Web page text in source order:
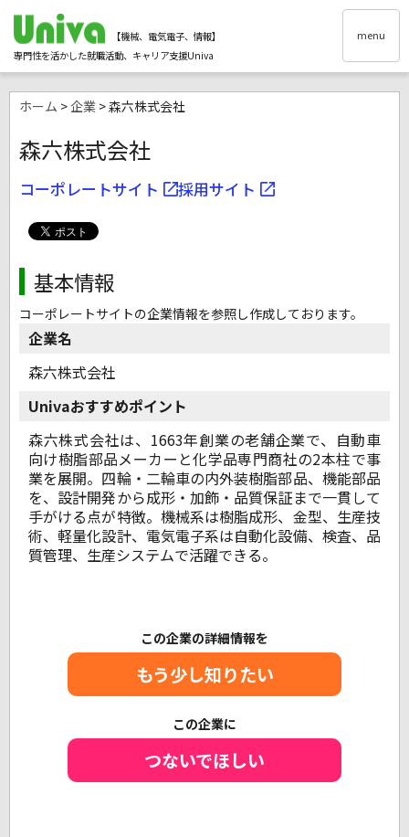
【機械、電気電子、情報】
専門性を活かした就職活動、キャリア支援Univa
menu
ホーム > 企業 > 森六株式会社
森六株式会社
コーポレートサイト 採用サイト
基本情報
コーポレートサイトの企業情報を参照し作成しております。
企業名
森六株式会社
Univaおすすめポイント
森六株式会社は、1663年創業の老舗企業で、自動車
向け樹脂部品メーカーと化学品専門商社の2本柱で事
業を展開。四輪・二輪車の内外装樹脂部品、機能部品
を、設計開発から成形・加飾・品質保証まで一貫して
手がける点が特徴。機械系は樹脂成形、金型、生産技
術、軽量化設計、電気電子系は自動化設備、検査、品
質管理、生産システムで活躍できる。
この企業の詳細情報を
もう少し知りたい
この企業に
つないでほしい